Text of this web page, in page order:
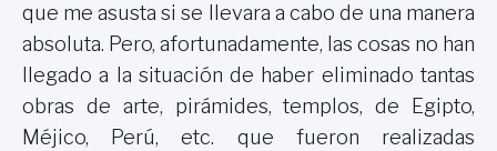
que me asusta si se llevara a cabo de una manera
absoluta. Pero, afortunadamente, las cosas no han
llegado a la situación de haber eliminado tantas
obras de arte, pirámides, templos, de Egipto,
Méjico, Perú, etc. que fueron realizadas